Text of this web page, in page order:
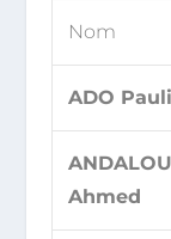
Nom
ADO
Ahmed